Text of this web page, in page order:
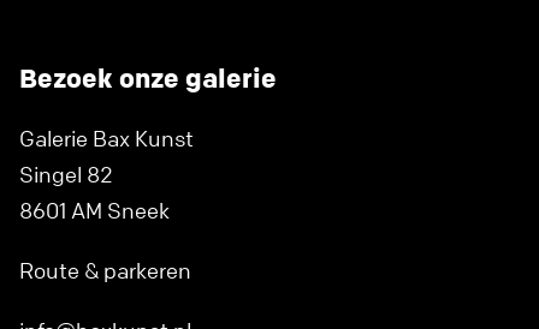
Bezoek onze galerie
Galerie Bax Kunst
Singel 82
8601 AM Sneek
Route & parkeren